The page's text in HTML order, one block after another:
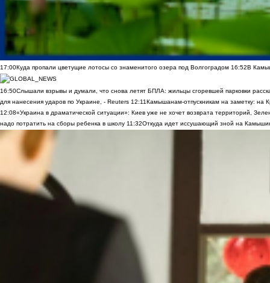
17:00Куда пропали цветущие лотосы со знаменитого озера под Волгоградом 16:52В
16:50Слышали взрывы и думали, что снова летят БПЛА: жильцы сгоревшей парковки
для нанесения ударов по Украине, - Reuters 12:11Камышанам-отпускникам на заметку: на
12:08«Украина в драматической ситуации»: Киев уже не хочет возврата территорий,
надо потратить на сборы ребенка в школу 11:32Откуда идет иссушающий зной на